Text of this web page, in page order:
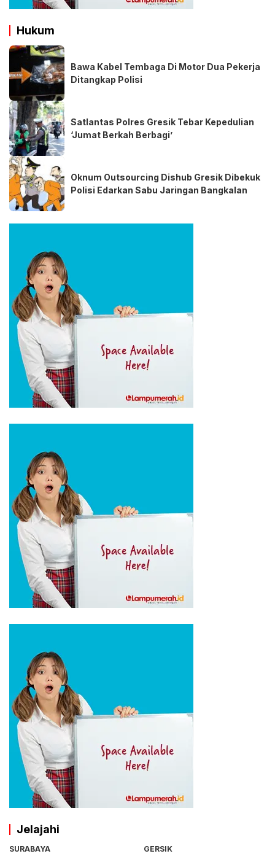
Hukum
Bawa Kabel Tembaga Di Motor Dua Pekerja
Ditangkap Polisi
Satlantas Polres Gresik Tebar Kepedulian
‘Jumat Berkah Berbagi’
Oknum Outsourcing Dishub Gresik Dibekuk
Polisi Edarkan Sabu Jaringan Bangkalan
Jelajahi
SURABAYA GERSIK